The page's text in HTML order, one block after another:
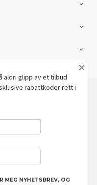
kjøpsopplevelse og vi kan
til å lagre
i handlekurven din. Fortsett å
Les merellerendre innstillinger
×
aldri glipp av et tilbud
rabattkoder rett i
MEG NYHETSBREV, OG